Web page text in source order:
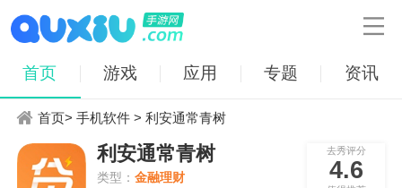

首页 游戏 应用 专题 资讯
首页>手机软件 > 利安通常青树
利安通常青树
类型：金融理财
去秀评分
4.6